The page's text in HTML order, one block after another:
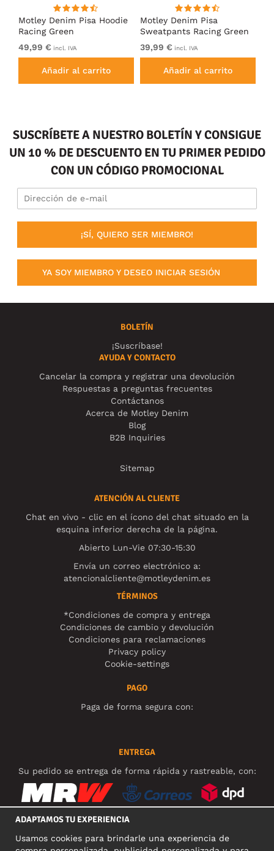
Motley Denim Pisa Hoodie
Racing Green
49,99 € incl. IVA
Añadir al carrito
Motley Denim Pisa
Sweatpants Racing Green
39,99 € incl. IVA
Añadir al carrito
SUSCRÍBETE A NUESTRO BOLETÍN Y CONSIGUE
UN 10 % DE DESCUENTO EN TU PRIMER PEDIDO
CON UN CÓDIGO PROMOCIONAL
¡SÍ, QUIERO SER MIEMBRO!
YA SOY MIEMBRO Y DESEO INICIAR SESIÓN
BOLETÍN
¡Suscríbase!
AYUDA Y CONTACTO
Cancelar la compra y registrar una devolución
Respuestas a preguntas frecuentes
Contáctanos
Acerca de Motley Denim
Blog
B2B Inquiries
Sitemap
ATENCIÓN AL CLIENTE
Chat en vivo - clic en el ícono del chat situado en la
esquina inferior derecha de la página.
Abierto Lun-Vie 07:30-15:30
Envía un correo electrónico a:
atencionalcliente@motleydenim.es
TÉRMINOS
*Condiciones de compra y entrega
Condiciones de cambio y devolución
Condiciones para reclamaciones
Privacy policy
Cookie-settings
PAGO
Paga de forma segura con:
ENTREGA
Su pedido se entrega de forma rápida y rastreable, con:
REDES SOCIALES
ADAPTAMOS TU EXPERIENCIA
Usamos cookies para brindarle una experiencia de